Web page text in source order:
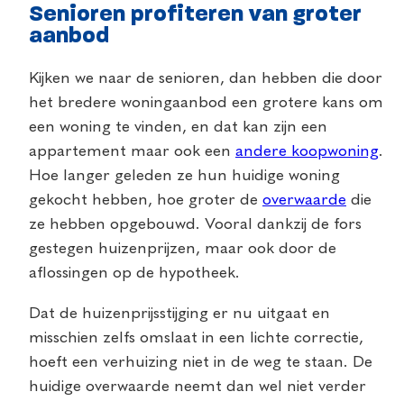
Senioren profiteren van groter
aanbod
Kijken we naar de senioren, dan hebben die door
het bredere woningaanbod een grotere kans om
een woning te vinden, en dat kan zijn een
appartement maar ook een andere koopwoning.
Hoe langer geleden ze hun huidige woning
gekocht hebben, hoe groter de overwaarde die
ze hebben opgebouwd. Vooral dankzij de fors
gestegen huizenprijzen, maar ook door de
aflossingen op de hypotheek.
Dat de huizenprijsstijging er nu uitgaat en
misschien zelfs omslaat in een lichte correctie,
hoeft een verhuizing niet in de weg te staan. De
huidige overwaarde neemt dan wel niet verder